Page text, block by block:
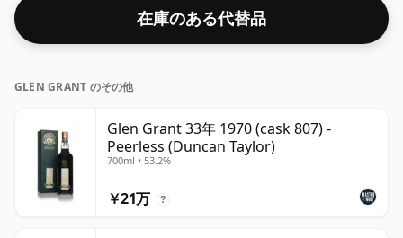
在庫のある代替品
GLEN GRANT のその他
Glen Grant 33年 1970 (cask 807) -
Peerless (Duncan Taylor)
700ml • 53.2%
￥21万 ?